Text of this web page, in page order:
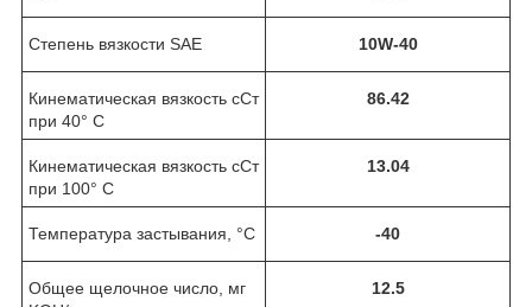
Степень вязкости SAE 10W-40
Кинематическая вязкость сСт
при 40° С
86.42
Кинематическая вязкость сСт
при 100° С
13.04
Температура застывания, °С -40
Общее щелочное число, мг
12.5